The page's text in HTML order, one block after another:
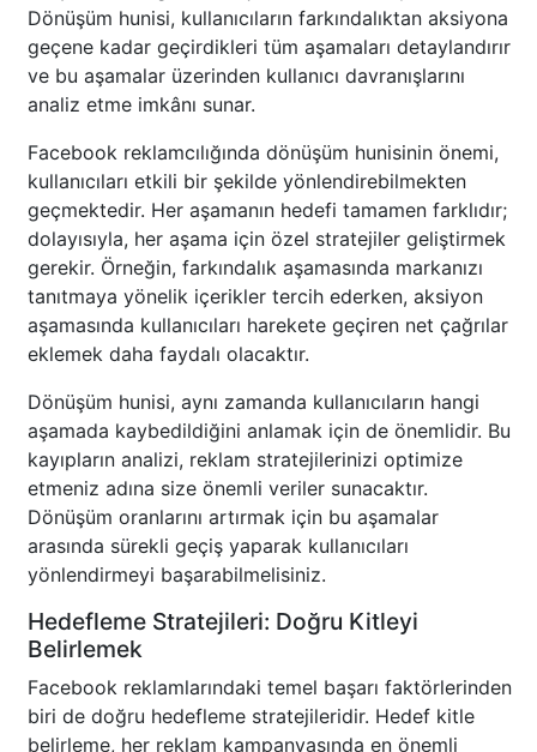
Dönüşüm hunisi, kullanıcıların farkındalıktan aksiyona
geçene kadar geçirdikleri tüm aşamaları detaylandırır
ve bu aşamalar üzerinden kullanıcı davranışlarını
analiz etme imkânı sunar.
Facebook reklamcılığında dönüşüm hunisinin önemi,
kullanıcıları etkili bir şekilde yönlendirebilmekten
geçmektedir. Her aşamanın hedefi tamamen farklıdır;
dolayısıyla, her aşama için özel stratejiler geliştirmek
gerekir. Örneğin, farkındalık aşamasında markanızı
tanıtmaya yönelik içerikler tercih ederken, aksiyon
aşamasında kullanıcıları harekete geçiren net çağrılar
eklemek daha faydalı olacaktır.
Dönüşüm hunisi, aynı zamanda kullanıcıların hangi
aşamada kaybedildiğini anlamak için de önemlidir. Bu
kayıpların analizi, reklam stratejilerinizi optimize
etmeniz adına size önemli veriler sunacaktır.
Dönüşüm oranlarını artırmak için bu aşamalar
arasında sürekli geçiş yaparak kullanıcıları
yönlendirmeyi başarabilmelisiniz.
Hedefleme Stratejileri: Doğru Kitleyi
Belirlemek
Facebook reklamlarındaki temel başarı faktörlerinden
biri de doğru hedefleme stratejileridir. Hedef kitle
belirleme, her reklam kampanyasında en önemli